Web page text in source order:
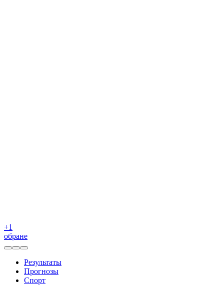
+1
обране
Результаты
Прогнозы
Спорт